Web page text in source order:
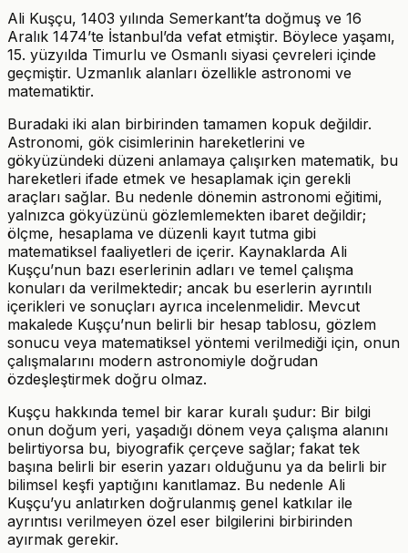
Ali Kuşçu, 1403 yılında Semerkant’ta doğmuş ve 16
Aralık 1474’te İstanbul’da vefat etmiştir. Böylece yaşamı,
15. yüzyılda Timurlu ve Osmanlı siyasi çevreleri içinde
geçmiştir. Uzmanlık alanları özellikle astronomi ve
matematiktir.
Buradaki iki alan birbirinden tamamen kopuk değildir.
Astronomi, gök cisimlerinin hareketlerini ve
gökyüzündeki düzeni anlamaya çalışırken matematik, bu
hareketleri ifade etmek ve hesaplamak için gerekli
araçları sağlar. Bu nedenle dönemin astronomi eğitimi,
yalnızca gökyüzünü gözlemlemekten ibaret değildir;
ölçme, hesaplama ve düzenli kayıt tutma gibi
matematiksel faaliyetleri de içerir. Kaynaklarda Ali
Kuşçu’nun bazı eserlerinin adları ve temel çalışma
konuları da verilmektedir; ancak bu eserlerin ayrıntılı
içerikleri ve sonuçları ayrıca incelenmelidir. Mevcut
makalede Kuşçu’nun belirli bir hesap tablosu, gözlem
sonucu veya matematiksel yöntemi verilmediği için, onun
çalışmalarını modern astronomiyle doğrudan
özdeşleştirmek doğru olmaz.
Kuşçu hakkında temel bir karar kuralı şudur: Bir bilgi
onun doğum yeri, yaşadığı dönem veya çalışma alanını
belirtiyorsa bu, biyografik çerçeve sağlar; fakat tek
başına belirli bir eserin yazarı olduğunu ya da belirli bir
bilimsel keşfi yaptığını kanıtlamaz. Bu nedenle Ali
Kuşçu’yu anlatırken doğrulanmış genel katkılar ile
ayrıntısı verilmeyen özel eser bilgilerini birbirinden
ayırmak gerekir.